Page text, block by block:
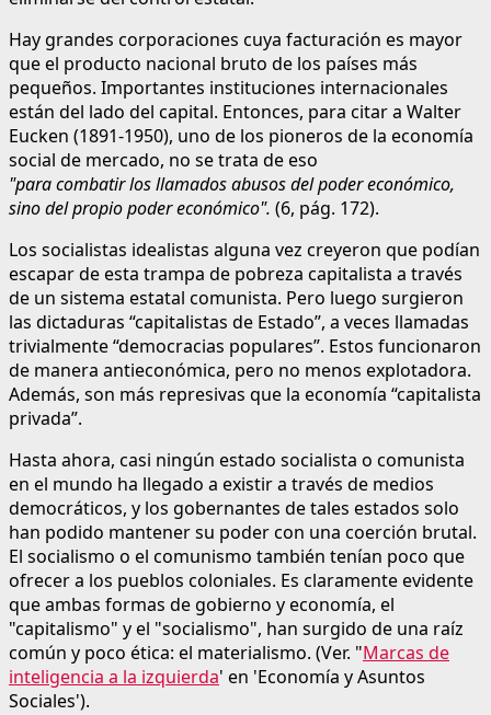
Hay grandes corporaciones cuya facturación es mayor
que el producto nacional bruto de los países más
pequeños. Importantes instituciones internacionales
están del lado del capital. Entonces, para citar a Walter
Eucken (1891-1950), uno de los pioneros de la economía
social de mercado, no se trata de eso
"para combatir los llamados abusos del poder económico,
sino del propio poder económico". (6, pág. 172).
Los socialistas idealistas alguna vez creyeron que podían
escapar de esta trampa de pobreza capitalista a través
de un sistema estatal comunista. Pero luego surgieron
las dictaduras “capitalistas de Estado”, a veces llamadas
trivialmente “democracias populares”. Estos funcionaron
de manera antieconómica, pero no menos explotadora.
Además, son más represivas que la economía “capitalista
privada”.
Hasta ahora, casi ningún estado socialista o comunista
en el mundo ha llegado a existir a través de medios
democráticos, y los gobernantes de tales estados solo
han podido mantener su poder con una coerción brutal.
El socialismo o el comunismo también tenían poco que
ofrecer a los pueblos coloniales. Es claramente evidente
que ambas formas de gobierno y economía, el
"capitalismo" y el "socialismo", han surgido de una raíz
común y poco ética: el materialismo. (Ver. "Marcas de
inteligencia a la izquierda' en 'Economía y Asuntos
Sociales').